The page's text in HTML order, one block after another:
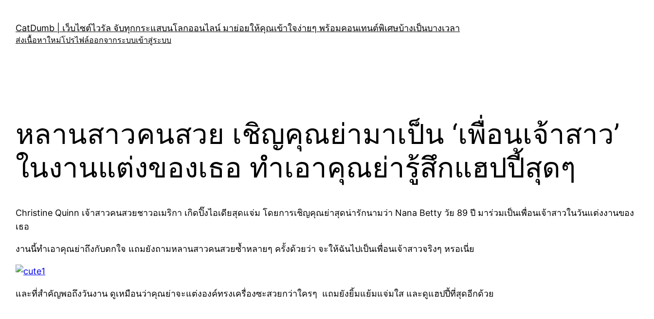
content
CatDumb | เว็บไซต์ไวรัล จับทุกกระแสบนโลกออนไลน์ มาย่อยให้คุณเข้าใจง่ายๆ พร้อมคอนเทนต์พิเศษบ้างเป็นบางเวลา
ส่งเนื้อหาใหม่โปรไฟล์ออกจากระบบเข้าสู่ระบบ
หลานสาวคนสวย เชิญคุณย่ามาเป็น ‘เพื่อนเจ้าสาว’
ในงานแต่งของเธอ ทำเอาคุณย่ารู้สึกแฮปปี้สุดๆ
Christine Quinn เจ้าสาวคนสวยชาวอเมริกา เกิดปิ๊งไอเดียสุดแจ่ม โดยการเชิญคุณย่าสุดน่ารักนามว่า Nana Betty วัย 89 ปี มาร่วมเป็นเพื่อนเจ้าสาวในวันแต่งงานของ
เธอ
งานนี้ทำเอาคุณย่าถึงกับตกใจ แถมยังถามหลานสาวคนสวยซ้ำหลายๆ ครั้งด้วยว่า จะให้ฉันไปเป็นเพื่อนเจ้าสาวจริงๆ หรอเนี่ย
และที่สำคัญพอถึงวันงาน ดูเหมือนว่าคุณย่าจะแต่งองค์ทรงเครื่องซะสวยกว่าใครๆ แถมยังยิ้มแย้มแจ่มใส และดูแฮปปี้ที่สุดอีกด้วย